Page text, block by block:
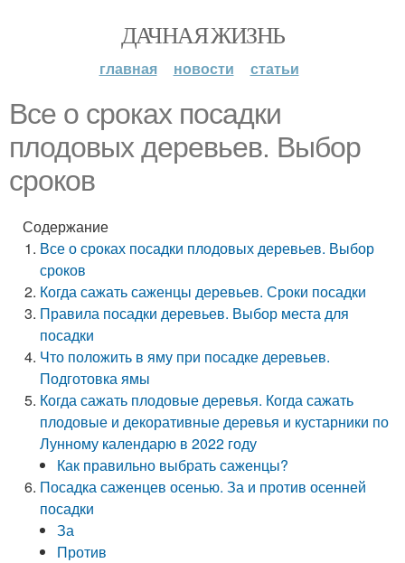
ДАЧНАЯ ЖИЗНЬ
главная новости статьи
Все о сроках посадки
плодовых деревьев. Выбор
сроков
Содержание
Все о сроках посадки плодовых деревьев. Выбор
сроков
Когда сажать саженцы деревьев. Сроки посадки
Правила посадки деревьев. Выбор места для
посадки
Что положить в яму при посадке деревьев.
Подготовка ямы
Когда сажать плодовые деревья. Когда сажать
плодовые и декоративные деревья и кустарники по
Лунному календарю в 2022 году
Как правильно выбрать саженцы?
Посадка саженцев осенью. За и против осенней
посадки
За
Против